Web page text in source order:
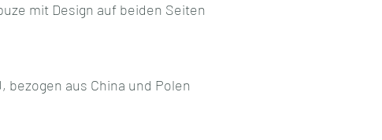
mit Design auf beiden Seiten
bezogen aus China und Polen